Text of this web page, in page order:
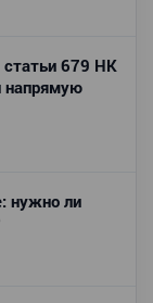
статьи 679 НК
напрямую
нужно ли